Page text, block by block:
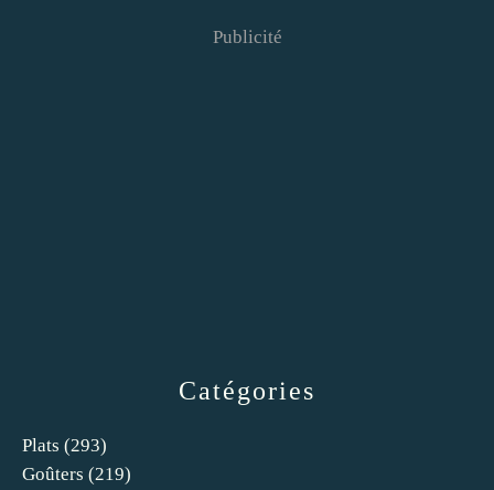
Catégories
Plats (293)
Goûters (219)
Publicité